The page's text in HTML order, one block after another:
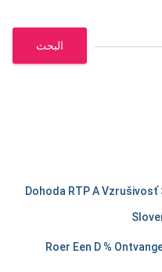
البحث
Dohoda RTP A
Roer Een D %